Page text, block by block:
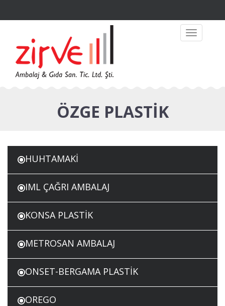
Toggle
navigation
ÖZGE PLASTİK
HUHTAMAKİ
IML ÇAĞRI AMBALAJ
KONSA PLASTİK
METROSAN AMBALAJ
ONSET-BERGAMA PLASTİK
OREGO